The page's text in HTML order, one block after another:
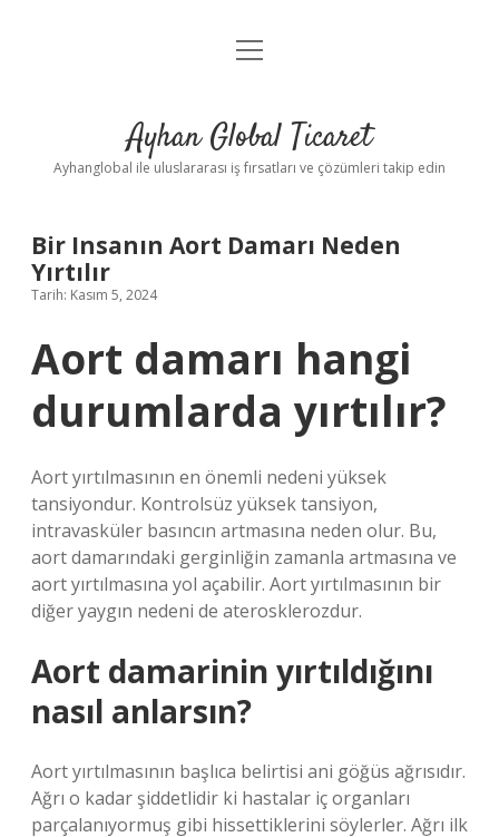
Anasayfa
Yasal Uyarı
menüyü
Ayhan Global Ticaret
Ayhanglobal ile uluslararası iş fırsatları ve çözümleri takip edin
Bir Insanın Aort Damarı Neden
Yırtılır
Tarih: Kasım 5, 2024
Aort damarı hangi
durumlarda yırtılır?
Aort yırtılmasının en önemli nedeni yüksek
tansiyondur. Kontrolsüz yüksek tansiyon,
intravasküler basıncın artmasına neden olur. Bu,
aort damarındaki gerginliğin zamanla artmasına ve
aort yırtılmasına yol açabilir. Aort yırtılmasının bir
diğer yaygın nedeni de aterosklerozdur.
Aort damarinin yırtıldığını
nasıl anlarsın?
Aort yırtılmasının başlıca belirtisi ani göğüs ağrısıdır.
Ağrı o kadar şiddetlidir ki hastalar iç organları
parçalanıyormuş gibi hissettiklerini söylerler. Ağrı ilk